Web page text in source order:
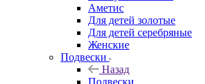
Аметис
Для детей золотые
Для детей серебряные
Женские
Подвески
Назад
Подвески